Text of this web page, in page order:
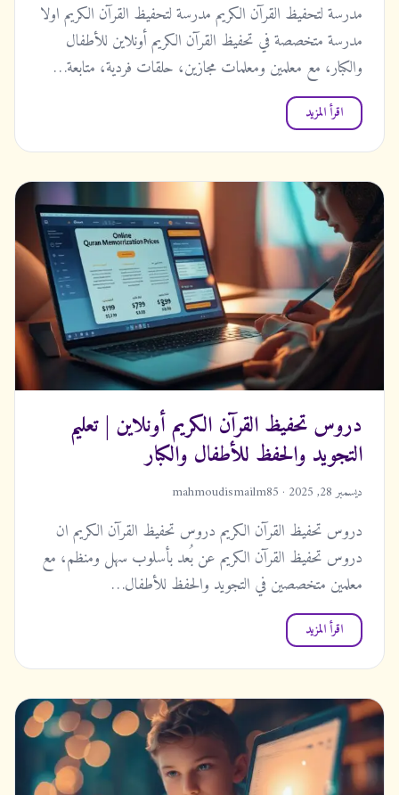
مدرسة لتحفيظ القرآن الكريم مدرسة لتحفيظ القرآن الكريم اولا
مدرسة متخصصة في تحفيظ القرآن الكريم أونلاين للأطفال
والكبار، مع معلمين ومعلمات مجازين، حلقات فردية، متابعة…
اقرأ المزيد
دروس تحفيظ القرآن الكريم أونلاين | تعليم
التجويد والحفظ للأطفال والكبار
ديسمبر 28, 2025 · mahmoudismailm85
دروس تحفيظ القرآن الكريم دروس تحفيظ القرآن الكريم ان
دروس تحفيظ القرآن الكريم عن بُعد بأسلوب سهل ومنظم، مع
معلمين متخصصين في التجويد والحفظ للأطفال…
اقرأ المزيد